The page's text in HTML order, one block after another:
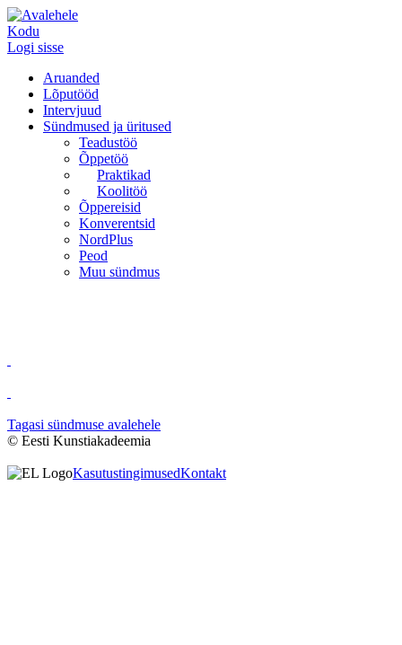
Kodu
Logi sisse
Aruanded
Lõputööd
Intervjuud
Sündmused ja üritused
Teadustöö
Õppetöö
Praktikad
Koolitöö
Õppereisid
Konverentsid
NordPlus
Peod
Muu sündmus
Tagasi sündmuse avalehele
© Eesti Kunstiakadeemia
KasutustingimusedKontakt